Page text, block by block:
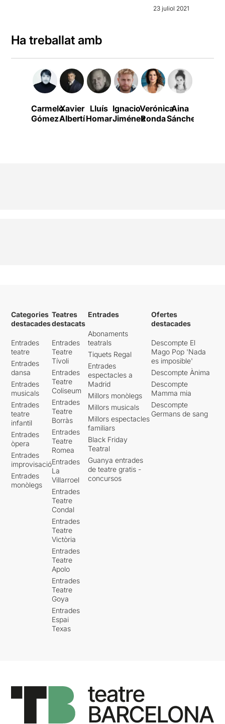
23 juliol 2021
Ha treballat amb
Carmelo
Gómez
Xavier
Albertí
Lluís
Homar
Ignacio
Jiménez
Verónica
Ronda
Aina
SánchezArribas
Categories
destacades
Entrades
teatre
Entrades
dansa
Entrades
musicals
Entrades
teatre
infantil
Entrades
òpera
Entrades
improvisació
Entrades
monòlegs
Teatres
destacats
Entrades
Teatre
Tívoli
Entrades
Teatre
Coliseum
Entrades
Teatre
Borràs
Entrades
Teatre
Romea
Entrades
La
Villarroel
Entrades
Teatre
Condal
Entrades
Teatre
Victòria
Entrades
Teatre
Apolo
Entrades
Teatre
Goya
Entrades
Espai
Texas
Entrades
Abonaments
teatrals
Tiquets Regal
Entrades
espectacles a
Madrid
Millors monòlegs
Millors musicals
Millors espectacles
familiars
Black Friday
Teatral
Guanya entrades
de teatre gratis -
concursos
Ofertes
destacades
Descompte El
Mago Pop 'Nada
es imposible'
Descompte Ànima
Descompte
Mamma mia
Descompte
Germans de sang